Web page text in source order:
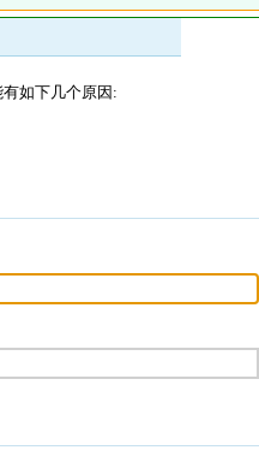
如下几个原因: